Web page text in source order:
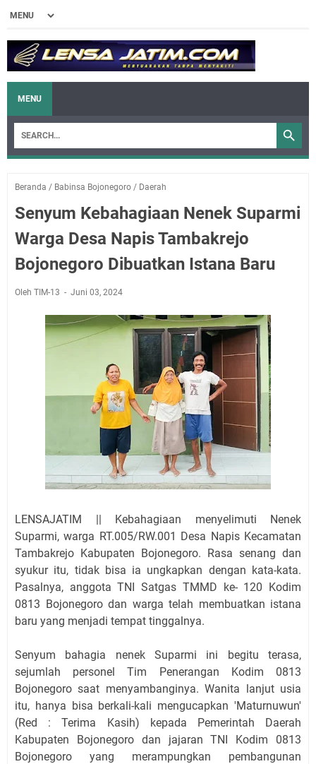
MENU
Beranda / Babinsa Bojonegoro / Daerah
Senyum Kebahagiaan Nenek Suparmi
Warga Desa Napis Tambakrejo
Bojonegoro Dibuatkan Istana Baru
Oleh TIM-13 Juni 03, 2024
LENSAJATIM || Kebahagiaan menyelimuti Nenek
Suparmi, warga RT.005/RW.001 Desa Napis Kecamatan
Tambakrejo Kabupaten Bojonegoro. Rasa senang dan
syukur itu, tidak bisa ia ungkapkan dengan kata-kata.
Pasalnya, anggota TNI Satgas TMMD ke- 120 Kodim
0813 Bojonegoro dan warga telah membuatkan istana
baru yang menjadi tempat tinggalnya.
Senyum bahagia nenek Suparmi ini begitu terasa,
sejumlah personel Tim Penerangan Kodim 0813
Bojonegoro saat menyambanginya. Wanita lanjut usia
itu, hanya bisa berkali-kali mengucapkan 'Maturnuwun'
(Red : Terima Kasih) kepada Pemerintah Daerah
Kabupaten Bojonegoro dan jajaran TNI Kodim 0813
Bojonegoro yang merampungkan pembangunan